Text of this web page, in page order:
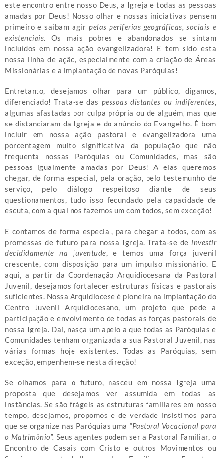
este encontro entre nosso Deus, a Igreja e todas as pessoas
amadas por Deus! Nosso olhar e nossas iniciativas pensem
primeiro e saibam agir pelas periferias geográficas, sociais e
existenciais. Os mais pobres e abandonados se sintam
incluídos em nossa ação evangelizadora! E tem sido esta
nossa linha de ação, especialmente com a criação de Áreas
Missionárias e a implantação de novas Paróquias!
Entretanto, desejamos olhar para um público, digamos,
diferenciado! Trata-se das pessoas distantes ou indiferentes,
algumas afastadas por culpa própria ou de alguém, mas que
se distanciaram da Igreja e do anúncio do Evangelho. É bom
incluir em nossa ação pastoral e evangelizadora uma
porcentagem muito significativa da população que não
frequenta nossas Paróquias ou Comunidades, mas são
pessoas igualmente amadas por Deus! A elas queremos
chegar, de forma especial, pela oração, pelo testemunho de
serviço, pelo diálogo respeitoso diante de seus
questionamentos, tudo isso fecundado pela capacidade de
escuta, com a qual nos fazemos um com todos, sem exceção!
E contamos de forma especial, para chegar a todos, com as
promessas de futuro para nossa Igreja. Trata-se de investir
decididamente na juventude, e temos uma força juvenil
crescente, com disposição para um impulso missionário. E
aqui, a partir da Coordenação Arquidiocesana da Pastoral
Juvenil, desejamos fortalecer estruturas físicas e pastorais
suficientes. Nossa Arquidiocese é pioneira na implantação do
Centro Juvenil Arquidiocesano, um projeto que pede a
participação e envolvimento de todas as forças pastorais de
nossa Igreja. Daí, nasça um apelo a que todas as Paróquias e
Comunidades tenham organizada a sua Pastoral Juvenil, nas
várias formas hoje existentes. Todas as Paróquias, sem
exceção, empenhem-se nesta direção!
Se olhamos para o futuro, nasceu em nossa Igreja uma
proposta que desejamos ver assumida em todas as
instâncias. Se são frágeis as estruturas familiares em nosso
tempo, desejamos, propomos e de verdade insistimos para
que se organize nas Paróquias uma “Pastoral Vocacional para
o Matrimônio”. Seus agentes podem ser a Pastoral Familiar, o
Encontro de Casais com Cristo e outros Movimentos ou